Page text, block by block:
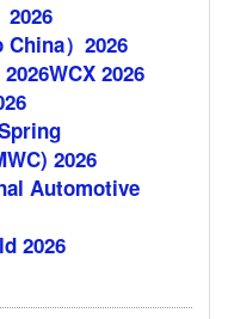
2026
China）2026
WCX 2026
2026
Automotive
2026